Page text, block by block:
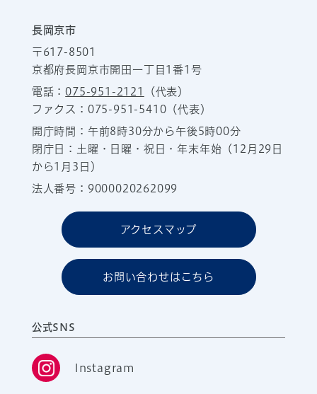
長岡京市
〒617-8501
京都府長岡京市開田一丁目1番1号
電話：075-951-2121
（代表）
ファクス：075-951-5410（代表）
開庁時間：午前8時30分から午後5時00分
閉庁日：土曜・日曜・祝日・年末年始（12月29日
から1月3日）
法人番号：9000020262099
アクセスマップ
お問い合わせはこちら
公式SNS
Instagram